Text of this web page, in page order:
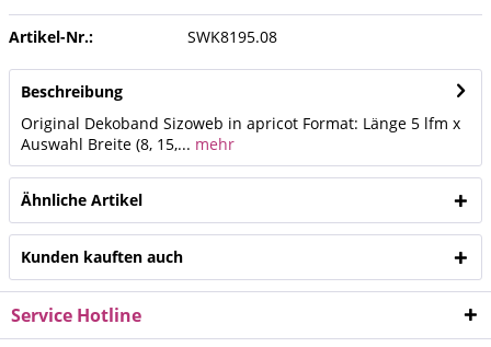
Artikel-Nr.: SWK8195.08
Beschreibung
Original Dekoband Sizoweb in apricot Format: Länge 5 lfm x
Auswahl Breite (8, 15,... mehr
Ähnliche Artikel
Kunden kauften auch
Service Hotline